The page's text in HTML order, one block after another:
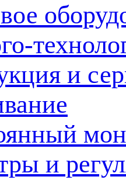
и
и